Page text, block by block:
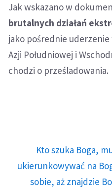
Jak wskazano w
brutalnych działań
jako pośrednie uderzenie
Azji Południowej i
chodzi o prześladowania.
Kto szuka Boga,
ukierunkowywać na
sobie, aż znajdzie